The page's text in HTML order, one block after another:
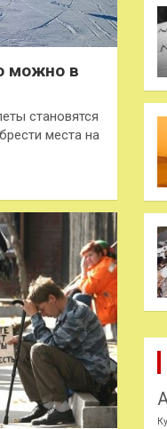
можно в
становятся
места на